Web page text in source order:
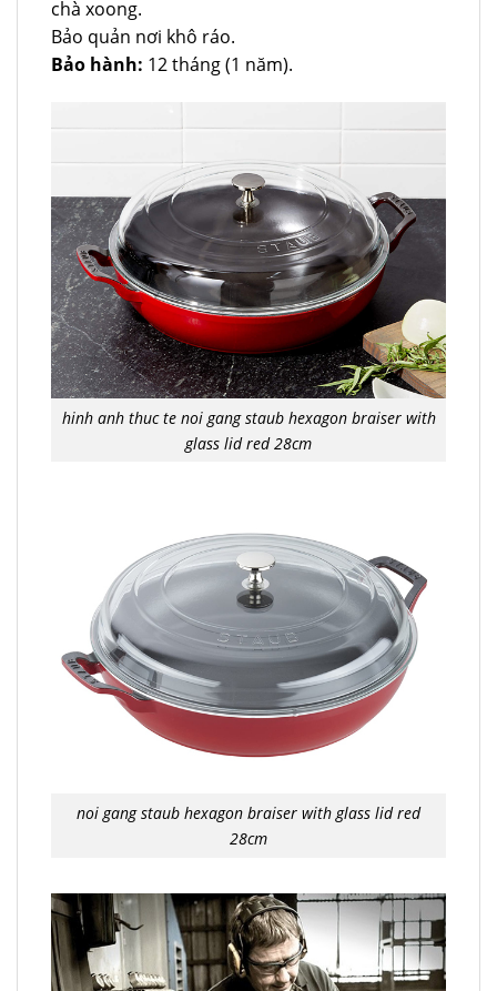
chà xoong.
Bảo quản nơi khô ráo.
Bảo hành: 12 tháng (1 năm).
hinh anh thuc te noi gang staub hexagon braiser with
glass lid red 28cm
noi gang staub hexagon braiser with glass lid red
28cm